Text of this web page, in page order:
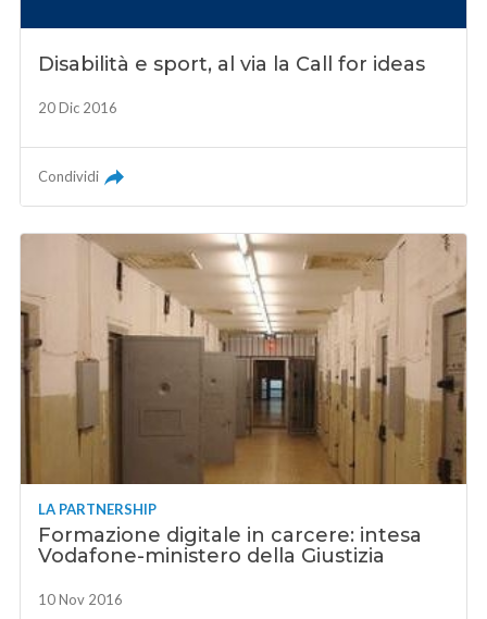
Disabilità e sport, al via la Call for ideas
20 Dic 2016
Condividi
LA PARTNERSHIP
Formazione digitale in carcere: intesa
Vodafone-ministero della Giustizia
10 Nov 2016